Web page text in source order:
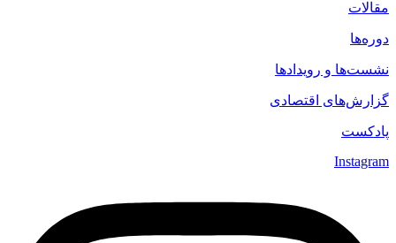
مقالات
دوره‌ها
نشست‌ها و رویدادها
گزارش‌های اقتصادی
پادکست
Instagram